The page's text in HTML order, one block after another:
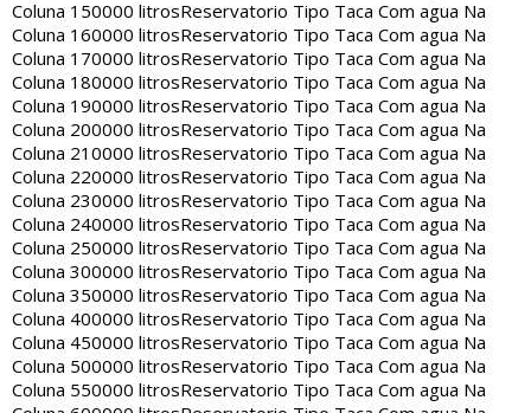
Coluna 150000 litrosReservatorio Tipo Taca Com agua Na
Coluna 160000 litrosReservatorio Tipo Taca Com agua Na
Coluna 170000 litrosReservatorio Tipo Taca Com agua Na
Coluna 180000 litrosReservatorio Tipo Taca Com agua Na
Coluna 190000 litrosReservatorio Tipo Taca Com agua Na
Coluna 200000 litrosReservatorio Tipo Taca Com agua Na
Coluna 210000 litrosReservatorio Tipo Taca Com agua Na
Coluna 220000 litrosReservatorio Tipo Taca Com agua Na
Coluna 230000 litrosReservatorio Tipo Taca Com agua Na
Coluna 240000 litrosReservatorio Tipo Taca Com agua Na
Coluna 250000 litrosReservatorio Tipo Taca Com agua Na
Coluna 300000 litrosReservatorio Tipo Taca Com agua Na
Coluna 350000 litrosReservatorio Tipo Taca Com agua Na
Coluna 400000 litrosReservatorio Tipo Taca Com agua Na
Coluna 450000 litrosReservatorio Tipo Taca Com agua Na
Coluna 500000 litrosReservatorio Tipo Taca Com agua Na
Coluna 550000 litrosReservatorio Tipo Taca Com agua Na